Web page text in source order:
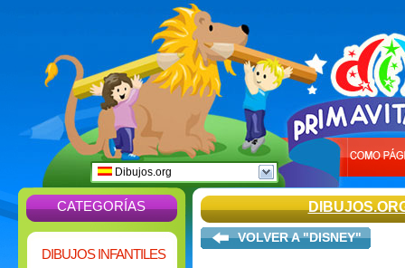
Dibujos.org
CATEGORÍAS
DIBUJOS INFANTILES
VOLVER A "DISNEY"